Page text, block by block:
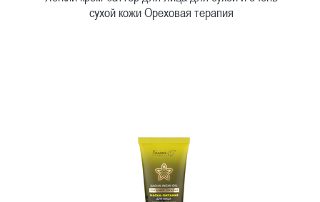
сухой кожи Ореховая терапия